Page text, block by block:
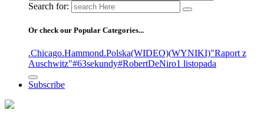
Search for:
Or check our Popular Categories...
.Chicago.Hammond.Polska(WIDEO)(WYNIKI)"Raport z
Auschwitz"#63sekundy#RobertDeNiro1 listopada
Subscribe